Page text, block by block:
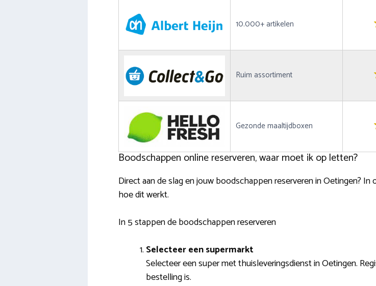
10.000+ artikelen
Ruim assortiment
Gezonde maaltijdboxen
Boodschappen online reserveren, waar moet ik op letten?
Direct aan de slag en jouw boodschappen reserveren in Oetingen?
hoe dit werkt.
In 5 stappen de boodschappen reserveren
Selecteer een supermarkt
Selecteer een super met thuisleveringsdienst in Oetingen.
bestelling is.